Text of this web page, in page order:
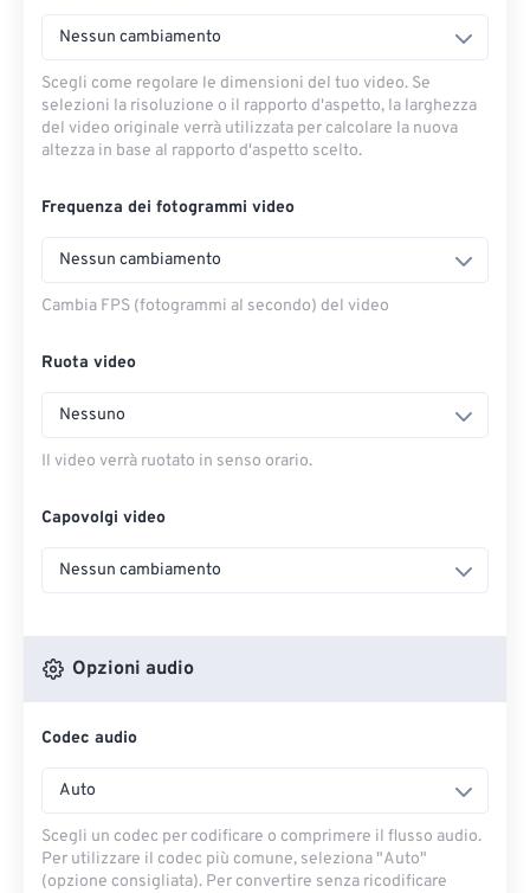
Nessun cambiamento
Scegli come regolare le dimensioni del tuo video. Se
selezioni la risoluzione o il rapporto d'aspetto, la larghezza
del video originale verrà utilizzata per calcolare la nuova
altezza in base al rapporto d'aspetto scelto.
Frequenza dei fotogrammi video
Nessun cambiamento
Cambia FPS (fotogrammi al secondo) del video
Ruota video
Nessuno
Il video verrà ruotato in senso orario.
Capovolgi video
Nessun cambiamento
Opzioni audio
Codec audio
Auto
Scegli un codec per codificare o comprimere il flusso audio.
Per utilizzare il codec più comune, seleziona "Auto"
(opzione consigliata). Per convertire senza ricodificare